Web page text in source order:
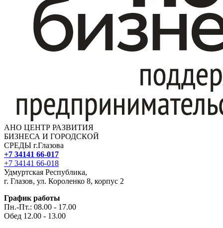
АНО ЦЕНТР РАЗВИТИЯ
БИЗНЕСА И ГОРОДСКОЙ
СРЕДЫ г.Глазова
+7 34141 66-017
+7 34141 66-018
Удмуртская Республика,
г. Глазов, ул. Короленко 8, корпус 2
График работы
Пн.-Пт.: 08.00 - 17.00
Обед 12.00 - 13.00